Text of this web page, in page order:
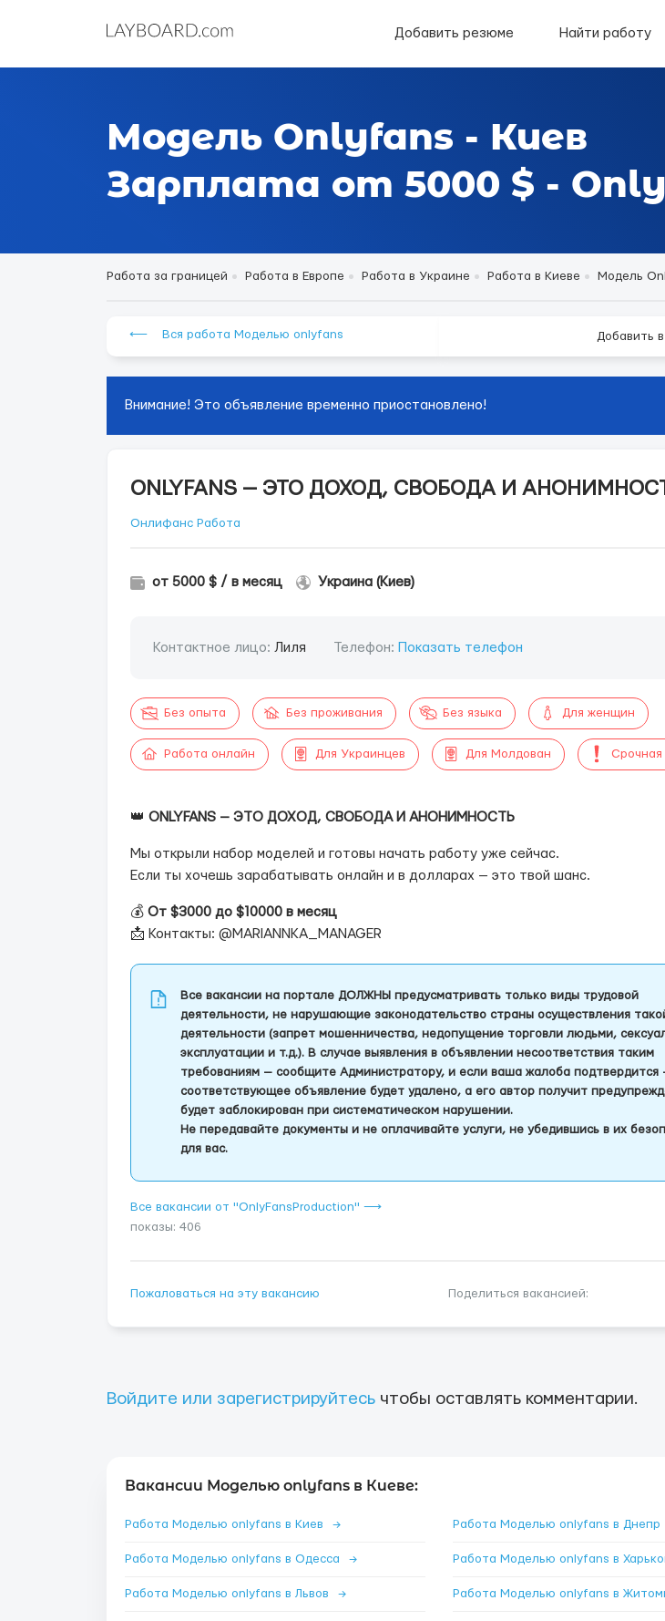
Добавить резюме Найти работу
Модель Onlyfans - Киев
Зарплата от 5000 $ -
Работа за границей Работа в Европе Работа в Украине Работа в Киеве Модель
⟵ Вся работа Моделью onlyfans Добавить
Внимание! Это объявление временно приостановлено!
ONLYFANS — ЭТО ДОХОД, СВОБОДА И
Онлифанс Работа
от 5000 $ / в месяц Украина (Киев)
Контактное лицо: Лиля Телефон: Показать телефон
Без опыта Без проживания Без языка Для женщин
Работа онлайн Для Украинцев Для Молдован Срочная
👑 ONLYFANS — ЭТО ДОХОД, СВОБОДА И АНОНИМНОСТЬ
Мы открыли набор моделей и готовы начать работу уже сейчас.
Если ты хочешь зарабатывать онлайн и в долларах — это твой шанс.
💰 От $3000 до $10000 в месяц
📩 Контакты: @MARIANNKA_MANAGER
Все вакансии на портале ДОЛЖНЫ предусматривать только виды трудовой
деятельности, не нарушающие законодательство страны осуществления
деятельности (запрет мошенничества, недопущение торговли людьми,
эксплуатации и т.д.). В случае выявления в объявлении несоответствия таким
требованиям — сообщите Администратору, и если ваша жалоба подтвердится
соответствующее объявление будет удалено, а его автор получит
будет заблокирован при систематическом нарушении.
Не передавайте документы и не оплачивайте услуги, не убедившись в их
для вас.
Все вакансии от "OnlyFansProduction" ⟶
показы: 406
Пожаловаться на эту вакансию Поделиться вакансией:
Войдите или зарегистрируйтесь чтобы оставлять комментарии.
Вакансии Моделью onlyfans в Киеве:
Работа Моделью onlyfans в Киев → Работа Моделью onlyfans в Днепр
Работа Моделью onlyfans в Одесса → Работа Моделью onlyfans в
Работа Моделью onlyfans в Львов → Работа Моделью onlyfans в